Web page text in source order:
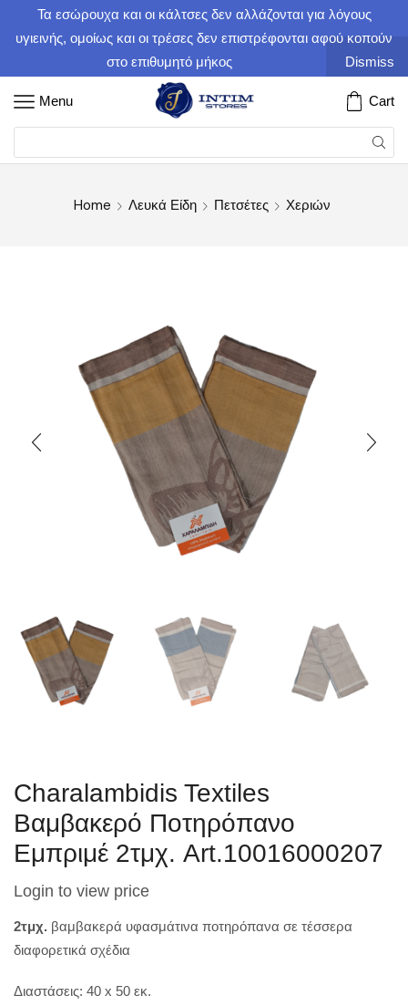
Τα εσώρουχα και οι κάλτσες δεν αλλάζονται για λόγους
υγιεινής, ομοίως και οι τρέσες δεν επιστρέφονται αφού κοπούν
στο επιθυμητό μήκος
Dismiss
Menu Cart
Home Λευκά Είδη Πετσέτες Χεριών
Charalambidis Textiles
Βαμβακερό Ποτηρόπανο
Εμπριμέ 2τμχ. Art.10016000207
Login to view price
2τμχ. βαμβακερά υφασμάτινα ποτηρόπανα σε τέσσερα
διαφορετικά σχέδια
Διαστάσεις: 40 x 50 εκ.